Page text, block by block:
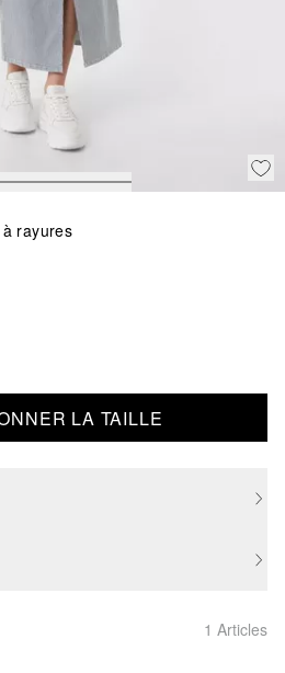
rayures
LA TAILLE
1 Articles